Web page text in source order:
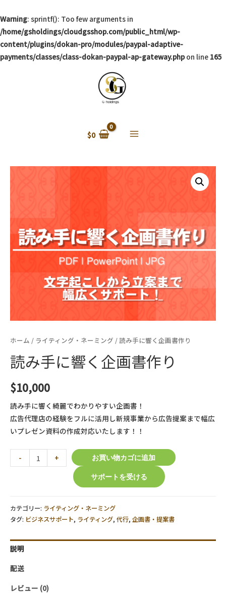
Warning: sprintf(): Too few arguments in
/home/gsholdings/cloudgsshop.com/public_html/wp-
content/plugins/dokan-pro/modules/paypal-adaptive-
payments/classes/class-dokan-paypal-ap-gateway.phpon line 165
$0
ホーム / ライティング・ネーミング / 読み手に響く企画書作り
読み手に響く企画書作り
$10,000
読み手に響く綺麗でわかりやすい企画書！
広告代理店の経験をフルに活用し新規事業から広告提案まで幅広
いプレゼン資料の作成対応いたします！！
-
み
響
く
画
作
+
お買い物カゴに追加
サポートを受ける
カテゴリー: ライティング・ネーミング
タグ: ビジネスサポート, ライティング, 代行, 企画書・提案書
説明
配送
レビュー (0)